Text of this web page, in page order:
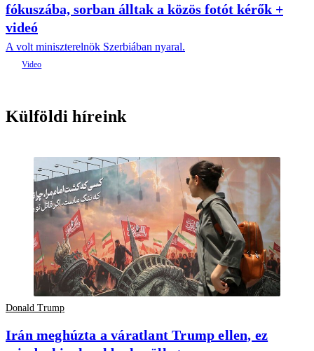
fókuszába, sorban álltak a közös fotót kérők +
videó
A volt miniszterelnök Szerbiában nyaral.
Külföldi híreink
Donald Trump
Irán meghúzta a váratlant Trump ellen, ez